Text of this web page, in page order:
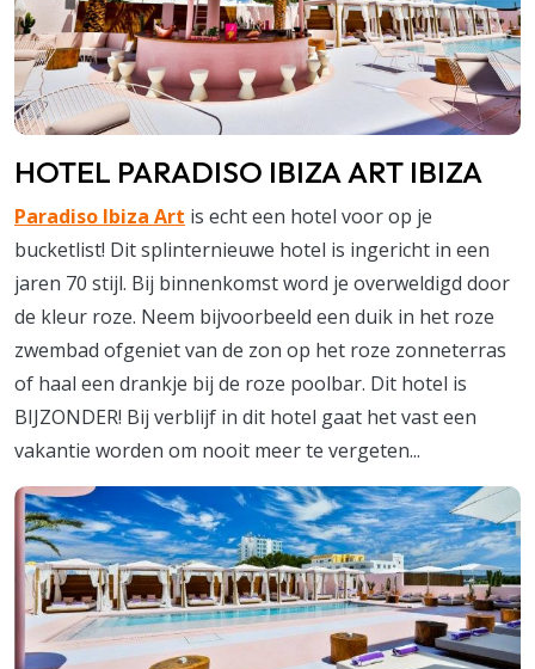
HOTEL PARADISO IBIZA ART IBIZA
Paradiso Ibiza Art is echt een hotel voor op je
bucketlist! Dit splinternieuwe hotel is ingericht in een
jaren 70 stijl. Bij binnenkomst word je overweldigd door
de kleur roze. Neem bijvoorbeeld een duik in het roze
zwembad ofgeniet van de zon op het roze zonneterras
of haal een drankje bij de roze poolbar. Dit hotel is
BIJZONDER! Bij verblijf in dit hotel gaat het vast een
vakantie worden om nooit meer te vergeten...